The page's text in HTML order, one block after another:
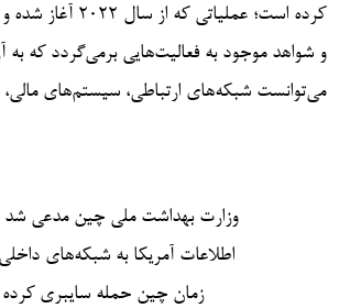
و شواهد موجود به فعالیت‌هایی برمی‌گردد که
می‌توانست شبکه‌های ارتباطی، سیستم‌های
وزارت بهداشت ملی چین مدعی شد
اطلاعات آمریکا به شبکه‌های
زمان چین حمله سایبری کرده